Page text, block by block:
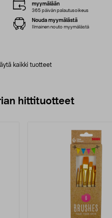
kaikki tuotteet
myymälään
365 päivän palautusoikeus
Nouda myymälästä
Ilmainen nouto myymälästä
hittituotteet